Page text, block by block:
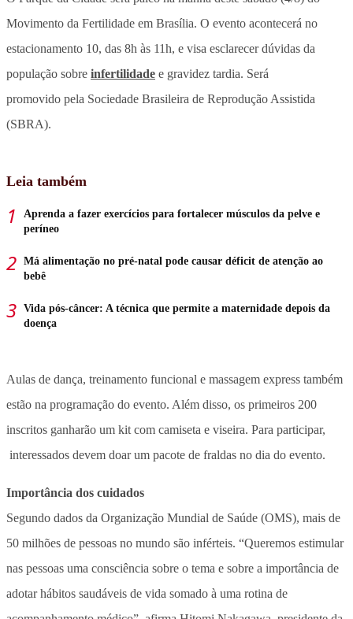
Movimento da Fertilidade em Brasília. O evento acontecerá no
estacionamento 10, das 8h às 11h, e visa esclarecer dúvidas da
população sobre infertilidade e gravidez tardia. Será
promovido pela Sociedade Brasileira de Reprodução Assistida
(SBRA).
Leia também
Aprenda a fazer exercícios para fortalecer músculos da pelve e
períneo
Má alimentação no pré-natal pode causar déficit de atenção ao
bebê
Vida pós-câncer: A técnica que permite a maternidade depois da
doença
Aulas de dança, treinamento funcional e massagem express também
estão na programação do evento. Além disso, os primeiros 200
inscritos ganharão um kit com camiseta e viseira. Para participar,
interessados devem doar um pacote de fraldas no dia do evento.
Importância dos cuidados
Segundo dados da Organização Mundial de Saúde (OMS), mais de
50 milhões de pessoas no mundo são inférteis. “Queremos estimular
nas pessoas uma consciência sobre o tema e sobre a importância de
adotar hábitos saudáveis de vida somado à uma rotina de